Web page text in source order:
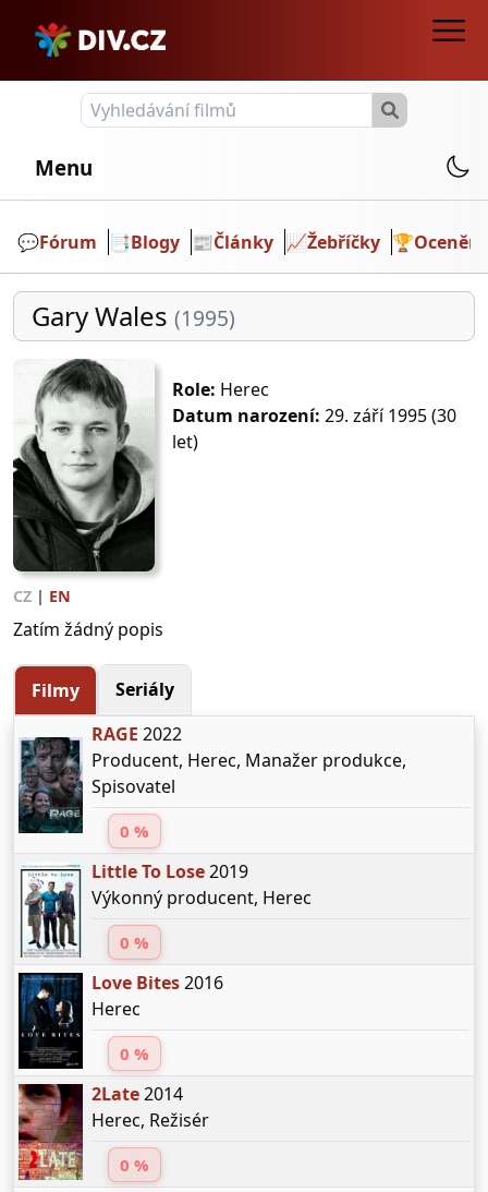
Menu
💬️Fórum 📑Blogy 📰Články 📈Žebříčky 🏆Ocenění
Gary Wales (1995)
Role: Herec
Datum narození: 29. září 1995 (30
let)
CZ | EN
Zatím žádný popis
Filmy
Seriály
RAGE 2022
Producent, Herec, Manažer produkce,
Spisovatel
0 %
Little To Lose2019
Výkonný producent, Herec
0 %
Love Bites2016
Herec
0 %
2Late2014
Herec, Režisér
0 %